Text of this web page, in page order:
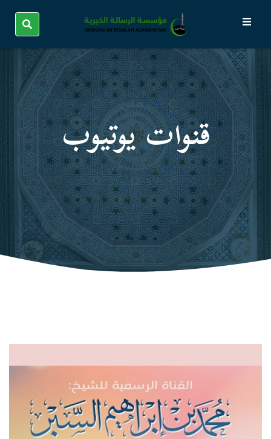
قنوات یوتیوب